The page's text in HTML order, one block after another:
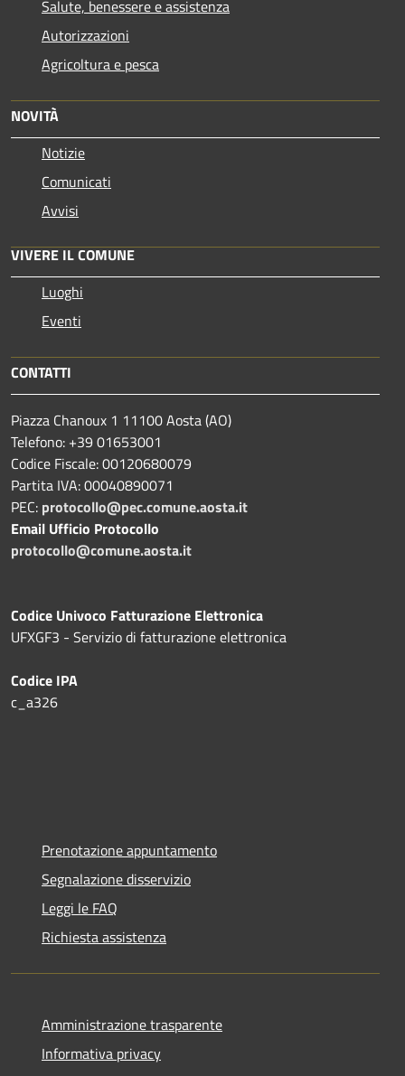
Salute, benessere e assistenza
Autorizzazioni
Agricoltura e pesca
NOVITÀ
Notizie
Comunicati
Avvisi
VIVERE IL COMUNE
Luoghi
Eventi
CONTATTI
Piazza Chanoux 1 11100 Aosta (AO)
Telefono: +39 01653001
Codice Fiscale: 00120680079
Partita IVA: 00040890071
PEC: protocollo@pec.comune.aosta.it
Email Ufficio Protocollo
protocollo@comune.aosta.it
Codice Univoco Fatturazione Elettronica
UFXGF3 - Servizio di fatturazione elettronica
Codice IPA
c_a326
Prenotazione appuntamento
Segnalazione disservizio
Leggi le FAQ
Richiesta assistenza
Amministrazione trasparente
Informativa privacy